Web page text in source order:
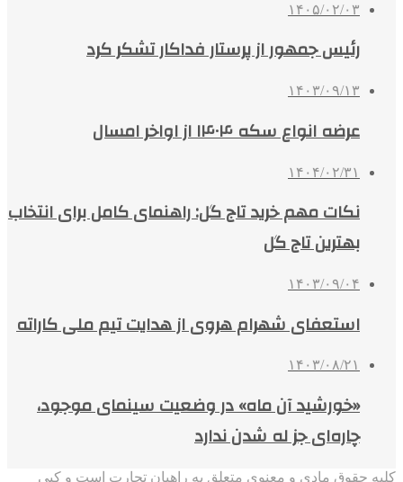
۱۴۰۵/۰۲/۰۳
رئیس جمهور از پرستار فداکار تشکر کرد
۱۴۰۳/۰۹/۱۳
عرضه انواع سکه ۱۴۰۴ از اواخر امسال
۱۴۰۴/۰۲/۳۱
نکات مهم خرید تاج گل: راهنمای کامل برای انتخاب
بهترین تاج گل
۱۴۰۳/۰۹/۰۴
استعفای شهرام هروی از هدایت تیم ملی کاراته
۱۴۰۳/۰۸/۲۱
«خورشید آن ماه» در وضعیت سینمای موجود،
چاره‌ای جز له شدن ندارد
کلیه حقوق مادی و معنوی متعلق به راهیان تجارت است و کپی